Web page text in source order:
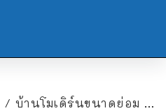
/ บ้านโมเดิร์นขนาดย่อม ฟังก์ชั่นครบครัน ดีไซน์กะทัดรัดเพื่อชีวิตเรียบง่ายทันสมัย